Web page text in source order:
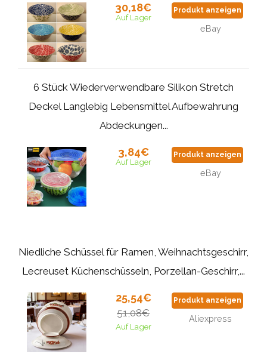
30,18€
Auf Lager
Produkt anzeigen
eBay
6 Stück Wiederverwendbare Silikon Stretch
Deckel Langlebig Lebensmittel Aufbewahrung
Abdeckungen...
3,84€
Auf Lager
Produkt anzeigen
eBay
Niedliche Schüssel für Ramen, Weihnachtsgeschirr,
Lecreuset Küchenschüsseln, Porzellan-Geschirr,...
25,54€
51,08€
Auf Lager
Produkt anzeigen
Aliexpress